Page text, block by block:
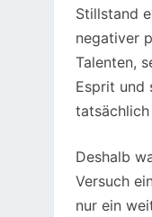
Stillstand
negativer
Talenten,
Esprit und
tatsächlich
Deshalb
Versuch
nur ein